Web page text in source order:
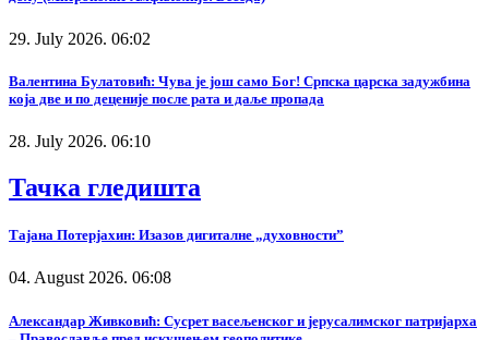
29. July 2026. 06:02
Валентина Булатовић: Чува је још само Бог! Српска царска задужбина
која две и по деценије после рата и даље пропада
28. July 2026. 06:10
Тачка гледишта
Тајана Потерјахин: Изазов дигиталне „духовности”
04. August 2026. 06:08
Александар Живковић: Сусрет васељенског и јерусалимског патријарха